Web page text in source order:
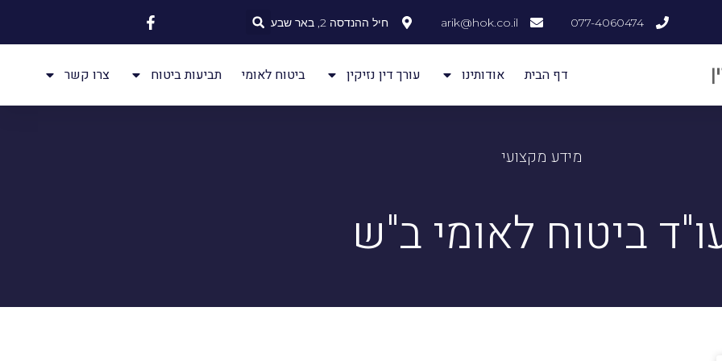
077-4060474
arik@hok.co.il חיל ההנדסה 2, באר שבע
דף הבית אודותינו עורך דין נזיקין ביטוח לאומי תביעות ביטוח צרו קשר
מידע מקצועי
ביטוח לאומי ב"ש